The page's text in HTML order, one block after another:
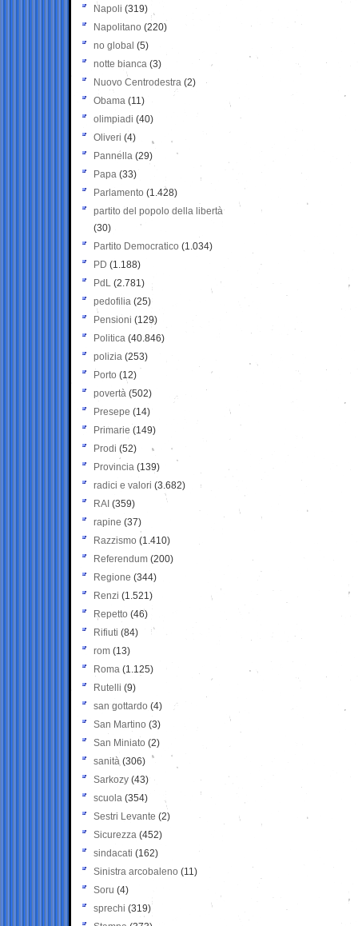
Napoli (319)
Napolitano (220)
no global (5)
notte bianca (3)
Nuovo Centrodestra (2)
Obama (11)
olimpiadi (40)
Oliveri (4)
Pannella (29)
Papa (33)
Parlamento (1.428)
partito del popolo della libertà
(30)
Partito Democratico (1.034)
PD (1.188)
PdL (2.781)
pedofilia (25)
Pensioni (129)
Politica (40.846)
polizia (253)
Porto (12)
povertà (502)
Presepe (14)
Primarie (149)
Prodi (52)
Provincia (139)
radici e valori (3.682)
RAI (359)
rapine (37)
Razzismo (1.410)
Referendum (200)
Regione (344)
Renzi (1.521)
Repetto (46)
Rifiuti (84)
rom (13)
Roma (1.125)
Rutelli (9)
san gottardo (4)
San Martino (3)
San Miniato (2)
sanità (306)
Sarkozy (43)
scuola (354)
Sestri Levante (2)
Sicurezza (452)
sindacati (162)
Sinistra arcobaleno (11)
Soru (4)
sprechi (319)